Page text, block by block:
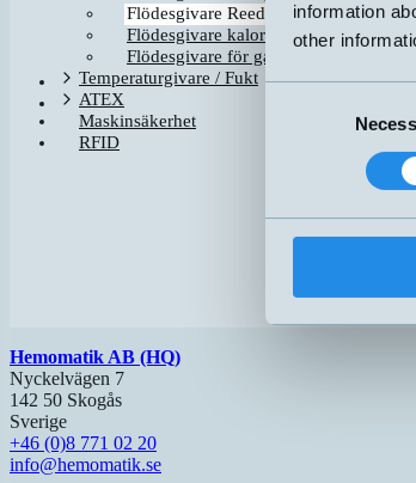
information
other
Flödesgivare Reed
Flödesgivare kalorimetrisk
Flödesgivare för gaser
Temperaturgivare / Fukt
ATEX
Maskinsäkerhet
RFID
HM-FLU/
Hemomatik AB (HQ)
Nyckelvägen 7
142 50 Skogås
Sverige
+46 (0)8 771 02 20
info@hemomatik.se